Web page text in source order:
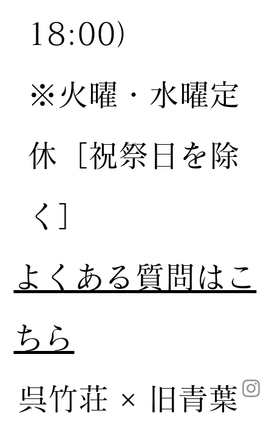
18:00）
※火曜・水曜定
休［祝祭日を除
く］
呉竹荘 × 旧青葉
​よくある質問はこ
ちら